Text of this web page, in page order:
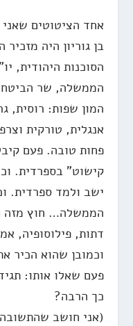
אחד הציטוטים שאני
בן גוריון היה
הסוכנות היהודית,
הממשלה, שר
המון שפות: רוסית,
אנגלית, טורקית
פחות טובה. פעם
קישוט" בספרדית.
ישב ולמד ספרדית.
הממשלה… חוץ מזה
דתות, פילוסופיה,
וכמובן שהוא הכיר
פעם שאלו אותו:
כך הרבה?
(אני חושב